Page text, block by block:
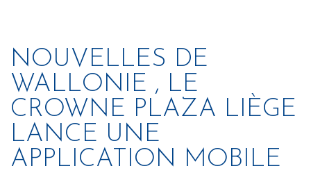
NOUVELLES DE
WALLONIE , LE
CROWNE PLAZA LIÈGE
LANCE UNE
APPLICATION MOBILE